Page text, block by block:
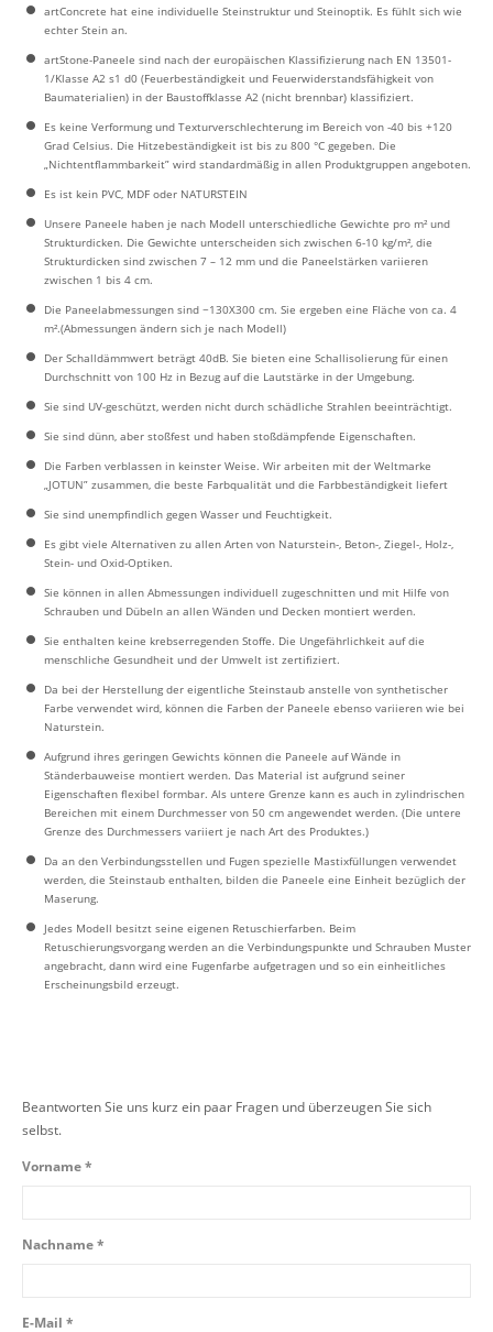
artConcrete hat eine individuelle Steinstruktur und Steinoptik. Es fühlt sich wie
echter Stein an.
artStone-Paneele sind nach der europäischen Klassifizierung nach EN 13501-
1/Klasse A2 s1 d0 (Feuerbeständigkeit und Feuerwiderstandsfähigkeit von
Baumaterialien) in der Baustoffklasse A2 (nicht brennbar) klassifiziert.
Es keine Verformung und Texturverschlechterung im Bereich von -40 bis +120
Grad Celsius. Die Hitzebeständigkeit ist bis zu 800 °C gegeben. Die
„Nichtentflammbarkeit” wird standardmäßig in allen Produktgruppen angeboten.
Es ist kein PVC, MDF oder NATURSTEIN
Unsere Paneele haben je nach Modell unterschiedliche Gewichte pro m² und
Strukturdicken. Die Gewichte unterscheiden sich zwischen 6-10 kg/m², die
Strukturdicken sind zwischen 7 – 12 mm und die Paneelstärken variieren
zwischen 1 bis 4 cm.
Die Paneelabmessungen sind ~130X300 cm. Sie ergeben eine Fläche von ca. 4
m².(Abmessungen ändern sich je nach Modell)
Der Schalldämmwert beträgt 40dB. Sie bieten eine Schallisolierung für einen
Durchschnitt von 100 Hz in Bezug auf die Lautstärke in der Umgebung.
Sie sind UV-geschützt, werden nicht durch schädliche Strahlen beeinträchtigt.
Sie sind dünn, aber stoßfest und haben stoßdämpfende Eigenschaften.
Die Farben verblassen in keinster Weise. Wir arbeiten mit der Weltmarke
„JOTUN” zusammen, die beste Farbqualität und die Farbbeständigkeit liefert
Sie sind unempfindlich gegen Wasser und Feuchtigkeit.
Es gibt viele Alternativen zu allen Arten von Naturstein-, Beton-, Ziegel-, Holz-,
Stein- und Oxid-Optiken.
Sie können in allen Abmessungen individuell zugeschnitten und mit Hilfe von
Schrauben und Dübeln an allen Wänden und Decken montiert werden.
Sie enthalten keine krebserregenden Stoffe. Die Ungefährlichkeit auf die
menschliche Gesundheit und der Umwelt ist zertifiziert.
Da bei der Herstellung der eigentliche Steinstaub anstelle von synthetischer
Farbe verwendet wird, können die Farben der Paneele ebenso variieren wie bei
Naturstein.
Aufgrund ihres geringen Gewichts können die Paneele auf Wände in
Ständerbauweise montiert werden. Das Material ist aufgrund seiner
Eigenschaften flexibel formbar. Als untere Grenze kann es auch in zylindrischen
Bereichen mit einem Durchmesser von 50 cm angewendet werden. (Die untere
Grenze des Durchmessers variiert je nach Art des Produktes.)
Da an den Verbindungsstellen und Fugen spezielle Mastixfüllungen verwendet
werden, die Steinstaub enthalten, bilden die Paneele eine Einheit bezüglich der
Maserung.
Jedes Modell besitzt seine eigenen Retuschierfarben. Beim
Retuschierungsvorgang werden an die Verbindungspunkte und Schrauben Muster
angebracht, dann wird eine Fugenfarbe aufgetragen und so ein einheitliches
Erscheinungsbild erzeugt.
Beantworten Sie uns kurz ein paar Fragen und überzeugen Sie sich
selbst.
Vorname *
Nachname *
E-Mail *